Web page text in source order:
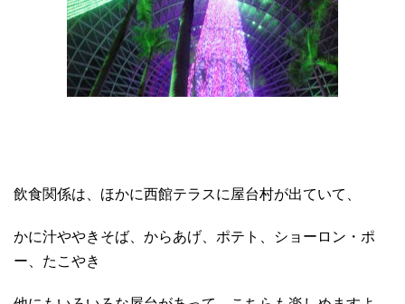
飲食関係は、ほかに西館テラスに屋台村が出ていて、
かに汁ややきそば、からあげ、ポテト、ショーロン・ポ
ー、たこやき